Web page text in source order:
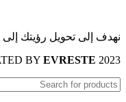
نهدف إلى تحويل رؤيتك إلى
2023 CREATED BY
EVRESTE